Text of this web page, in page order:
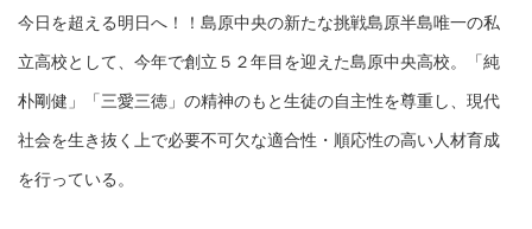
今日を超える明日へ！！島原中央の新たな挑戦島原半島唯一の私
立高校として、今年で創立５２年目を迎えた島原中央高校。「純
朴剛健」「三愛三徳」の精神のもと生徒の自主性を尊重し、現代
社会を生き抜く上で必要不可欠な適合性・順応性の高い人材育成
を行っている。